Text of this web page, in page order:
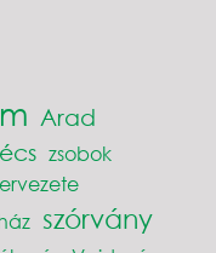
Arad
zsobok
szórvány